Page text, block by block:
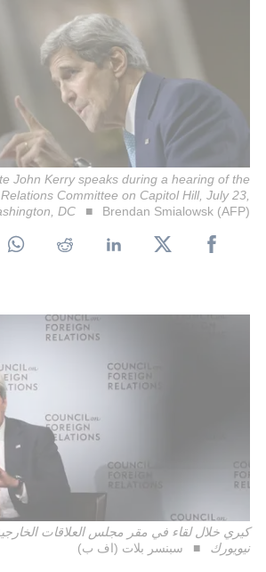
John Kerry speaks during a hearing of the
Committee on Capitol Hill, July 23,
DC
Brendan Smialowsk (AFP)
كيري خلال لقاء في مقر مجلس العلاقات
نيويورك
سبنسر بلات (اف ب)